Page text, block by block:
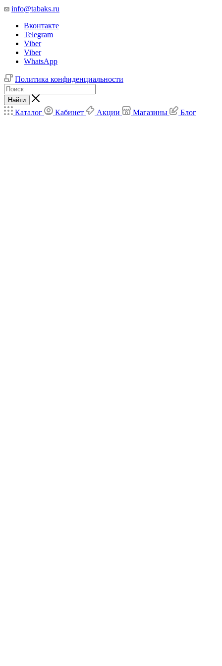
info@tabaks.ru
Вконтакте
Telegram
Viber
Viber
WhatsApp
Политика конфиденциальности
Найти
Каталог Кабинет Акции Магазины Блог